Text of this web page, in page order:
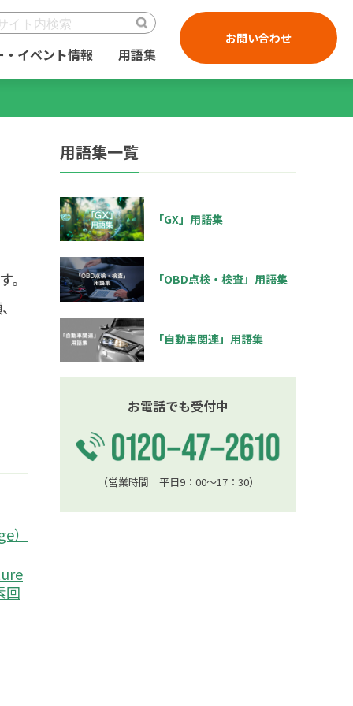
・イベント情報 用語集
お問い合わせ
）
回
用語集一覧
「GX」用語集
「OBD点検・検査」用語集
「自動車関連」用語集
お電話でも受付中
（営業時間 平日9：00〜17：30）